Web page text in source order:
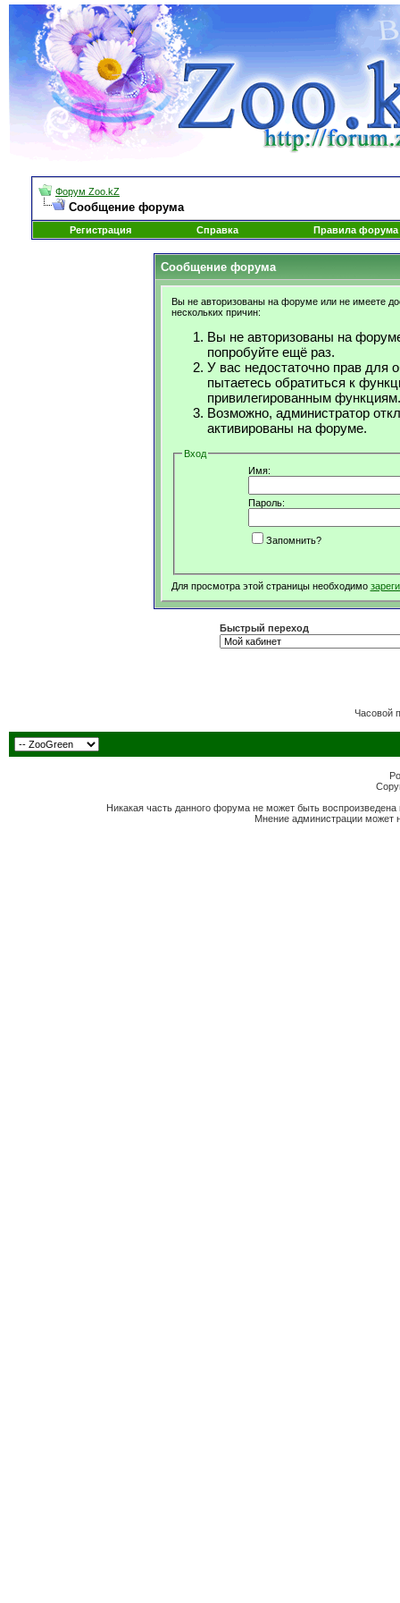
Форум Zoo.kZ
Сообщение форума
Регистрация Справка Правила форума
Сообщение форума
Вы не авторизованы на форуме или не имеете
нескольких причин:
Вы не авторизованы на
попробуйте ещё раз.
У вас недостаточно прав для
пытаетесь обратиться к
привилегированным функциям.
Возможно, администратор
активированы на форуме.
Вход
Имя:
Пароль:
Запомнить?
Для просмотра этой страницы необходимо
Быстрый переход
Часовой
Никакая часть данного форума не может быть
Мнение администрации может